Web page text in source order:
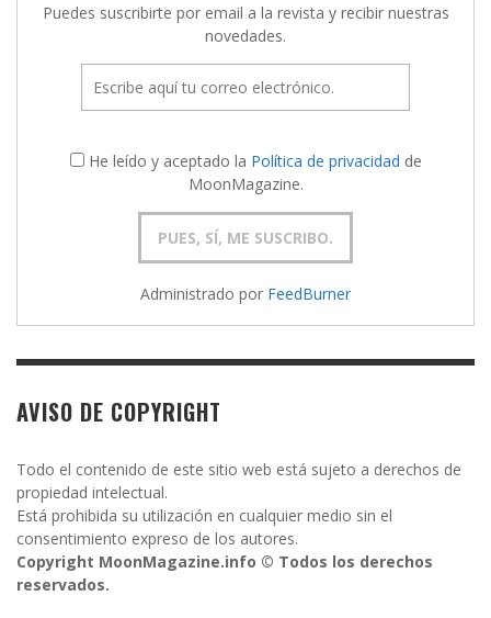
Puedes suscribirte por email a la revista y recibir nuestras
novedades.
He leído y aceptado la Política de privacidad de
MoonMagazine.
Administrado por FeedBurner
AVISO DE COPYRIGHT
Todo el contenido de este sitio web está sujeto a derechos de
propiedad intelectual.
Está prohibida su utilización en cualquier medio sin el
consentimiento expreso de los autores.
Copyright MoonMagazine.info © Todos los derechos
reservados.